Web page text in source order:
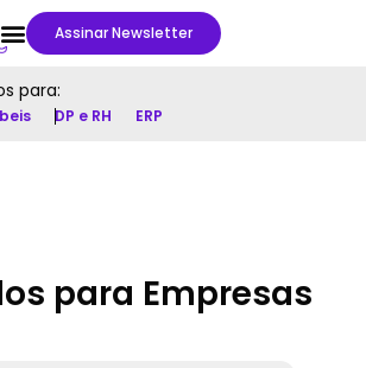
Assinar Newsletter
para:
DP e RH ERP
para Empresas